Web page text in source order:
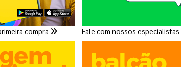
compra Fale com nossos especialistas